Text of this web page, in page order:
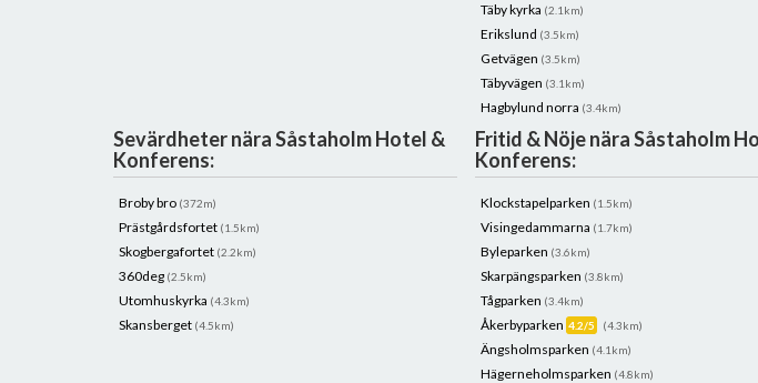
Täby kyrka (2.1km)
Erikslund (3.5km)
Getvägen (3.5km)
Täbyvägen (3.1km)
Hagbylund norra (3.4km)
Sevärdheter nära Såstaholm Hotel &
Konferens:
Broby bro (372m)
Prästgårdsfortet (1.5km)
Skogbergafortet (2.2km)
360deg (2.5km)
Utomhuskyrka (4.3km)
Skansberget (4.5km)
Fritid & Nöje nära Såstaholm
Konferens:
Klockstapelparken (1.5km)
Visingedammarna (1.7km)
Byleparken (3.6km)
Skarpängsparken (3.8km)
Tågparken (3.4km)
Åkerbyparken 4.2/5 (4.3km)
Ängsholmsparken (4.1km)
Hägerneholmsparken (4.8km)